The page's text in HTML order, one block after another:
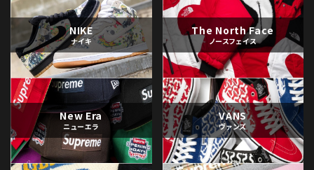
NIKE
ナイキ
The North Face
ノースフェイス
New Era
ニューエラ
VANS
ヴァンズ